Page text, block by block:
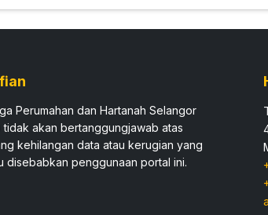
Perumahan dan Hartanah Selangor
tidak akan bertanggungjawab atas
kehilangan data atau kerugian yang
disebabkan penggunaan portal ini.​